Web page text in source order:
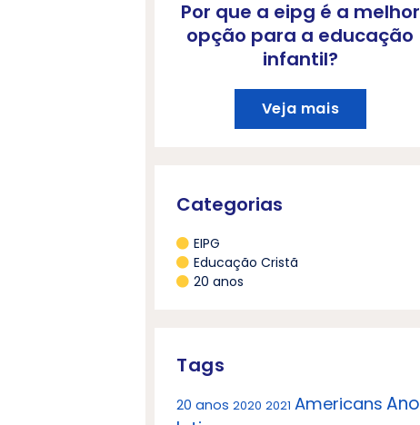
Por que a eipg é a melhor
opção para a educação
infantil?
Veja mais
Categorias
EIPG
Educação Cristã
20 anos
Tags
20 anos 2020 2021 Americans Ano